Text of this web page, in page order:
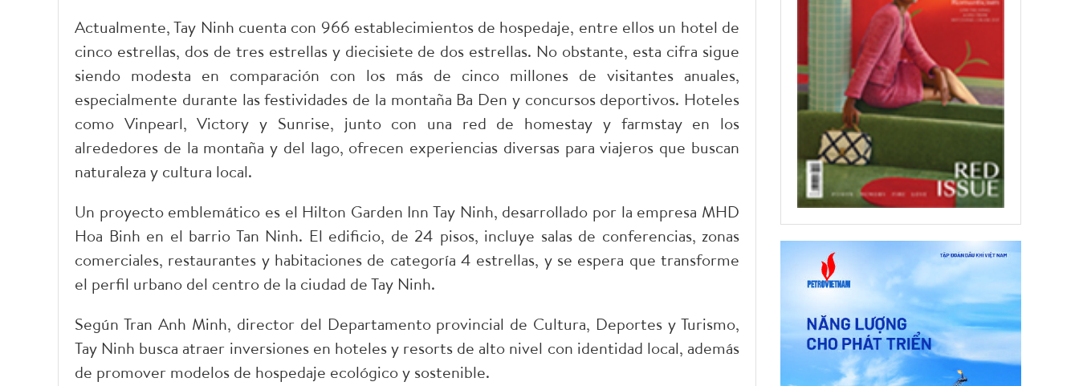
Actualmente, Tay Ninh cuenta con 966 establecimientos de hospedaje, entre ellos un hotel de
cinco estrellas, dos de tres estrellas y diecisiete de dos estrellas. No obstante, esta cifra sigue
siendo modesta en comparación con los más de cinco millones de visitantes anuales,
especialmente durante las festividades de la montaña Ba Den y concursos deportivos. Hoteles
como Vinpearl, Victory y Sunrise, junto con una red de homestay y farmstay en los
alrededores de la montaña y del lago, ofrecen experiencias diversas para viajeros que buscan
naturaleza y cultura local.
Un proyecto emblemático es el Hilton Garden Inn Tay Ninh, desarrollado por la empresa MHD
Hoa Binh en el barrio Tan Ninh. El edificio, de 24 pisos, incluye salas de conferencias, zonas
comerciales, restaurantes y habitaciones de categoría 4 estrellas, y se espera que transforme
el perfil urbano del centro de la ciudad de Tay Ninh.
Según Tran Anh Minh, director del Departamento provincial de Cultura, Deportes y Turismo,
Tay Ninh busca atraer inversiones en hoteles y resorts de alto nivel con identidad local, además
de promover modelos de hospedaje ecológico y sostenible.